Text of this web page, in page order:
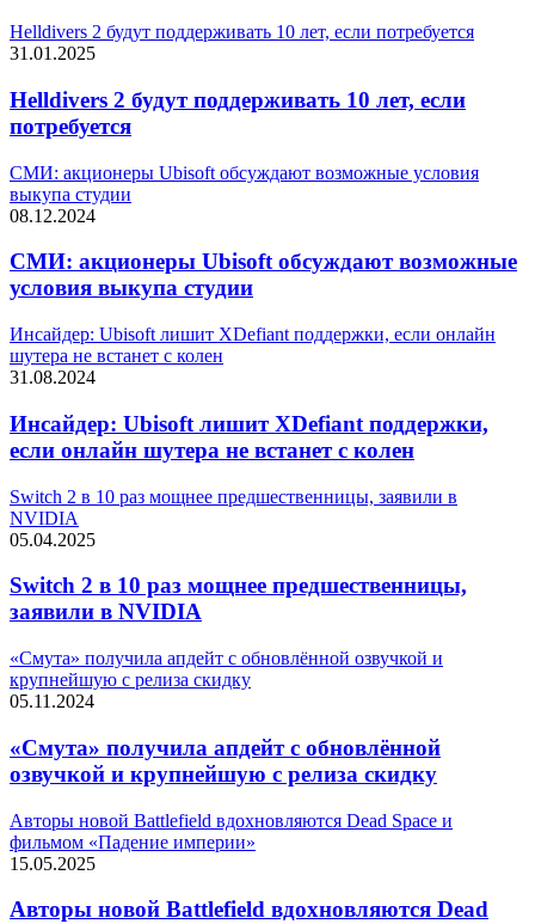
Helldivers 2 будут поддерживать 10 лет, если потребуется
31.01.2025
Helldivers 2 будут поддерживать 10 лет, если
потребуется
СМИ: акционеры Ubisoft обсуждают возможные условия
выкупа студии
08.12.2024
СМИ: акционеры Ubisoft обсуждают возможные
условия выкупа студии
Инсайдер: Ubisoft лишит XDefiant поддержки, если онлайн
шутера не встанет с колен
31.08.2024
Инсайдер: Ubisoft лишит XDefiant поддержки,
если онлайн шутера не встанет с колен
Switch 2 в 10 раз мощнее предшественницы, заявили в
NVIDIA
05.04.2025
Switch 2 в 10 раз мощнее предшественницы,
заявили в NVIDIA
«Смута» получила апдейт с обновлённой озвучкой и
крупнейшую с релиза скидку
05.11.2024
«Смута» получила апдейт с обновлённой
озвучкой и крупнейшую с релиза скидку
Авторы новой Battlefield вдохновляются Dead Space и
фильмом «Падение империи»
15.05.2025
Авторы новой Battlefield вдохновляются Dead